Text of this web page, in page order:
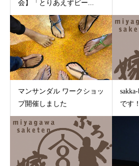
会】「とりあえずビー...
マンサンダル ワークショッ
プ開催しました
です